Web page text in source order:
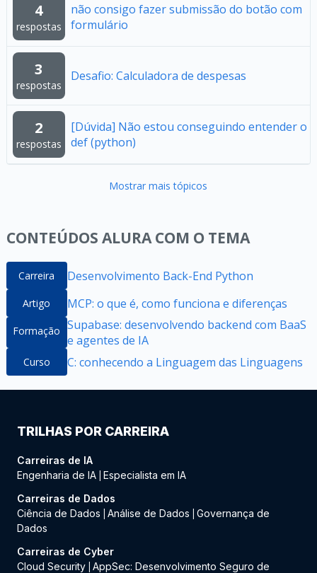
4
respostas
não consigo fazer submissão do botão com
formulário
3
respostas
Desafio: Calculadora de despesas
2
respostas
[Dúvida] Não estou conseguindo entender o
def (python)
Mostrar mais tópicos
CONTEÚDOS ALURA COM O TEMA
Carreira Desenvolvimento Back-End Python
Artigo MCP: o que é, como funciona e diferenças
Formação Supabase: desenvolvendo backend com BaaS
e agentes de IA
Curso C: conhecendo a Linguagem das Linguagens
TRILHAS POR CARREIRA
Carreiras de IA
Engenharia de IA Especialista em IA
Carreiras de Dados
Ciência de Dados
Análise de Dados
Governança de
Dados
Carreiras de Cyber
Cloud Security AppSec: Desenvolvimento Seguro de